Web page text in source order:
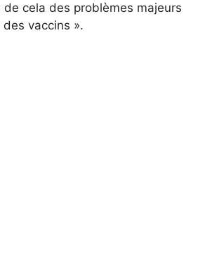
de cela des problèmes majeurs
des vaccins ».